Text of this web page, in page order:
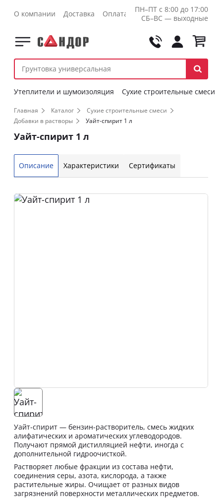
О компании Доставка Оплата Контакты Оптовикам
ПН–ПТ с 8:00 до 17:00
СБ–ВС — выходные
Утеплители и шумоизоляция Сухие строительные смеси
Главная Каталог
Сухие строительные смеси
Добавки в растворы
Уайт-спирит 1 л
Уайт-спирит 1 л
Описание Характеристики Сертификаты
Уайт-спирит — бензин-растворитель, смесь жидких
алифатических и ароматических углеводородов.
Получают прямой дистилляцией нефти, иногда с
дополнительной гидроочисткой.
Растворяет любые фракции из состава нефти,
соединения серы, азота, кислорода, а также
растительные жиры. Очищает от разных видов
загрязнений поверхности металлических предметов.